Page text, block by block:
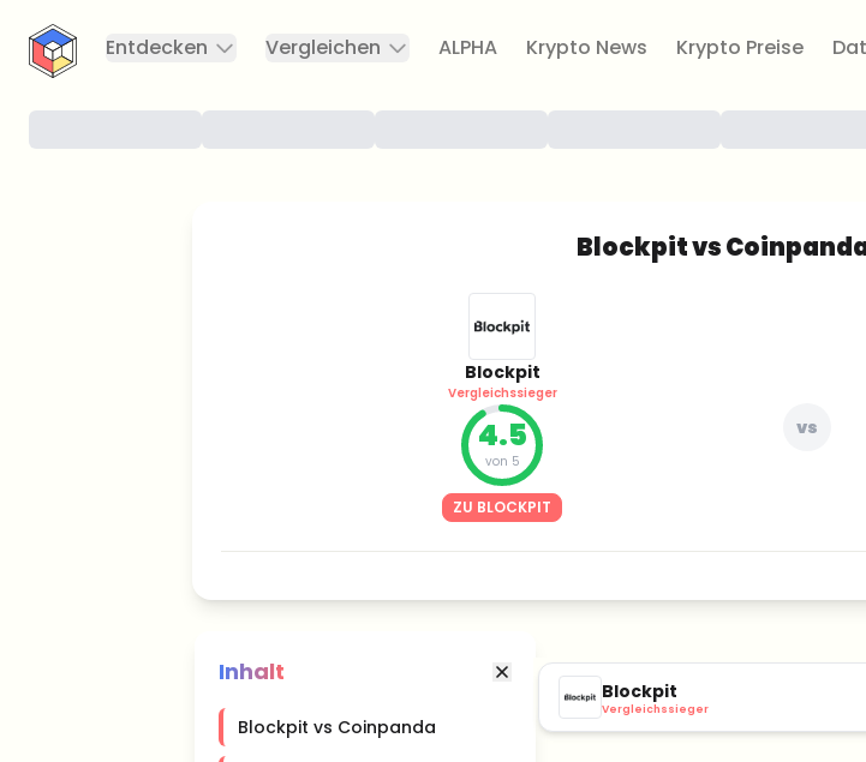
CryptoTicker
Entdecken
Vergleichen ALPHA Krypto News Krypto Preise
Blockpit vs
Blockpit
Vergleichssieger
4.5
von 5
ZU BLOCKPIT
vs
Inhalt
Blockpit vs Coinpanda
Blockpit
Vergleichssieger